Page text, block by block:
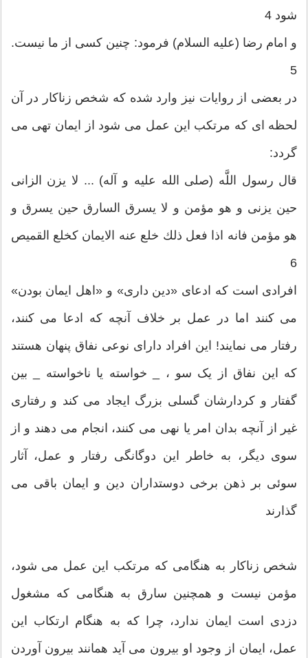
شود 4
و امام رضا (علیه السلام) فرمود: چنین کسی از ما نیست.
5
در بعضى از روایات نیز وارد شده كه شخص زناكار در آن
لحظه ‏اى كه مرتكب این عمل مى ‏شود از ایمان تهی می
گردد:
قال رسول اللَّه (صلی الله علیه و آله) ... لا یزن الزانى
حین یزنى و هو مؤمن و لا یسرق السارق حین یسرق و
هو مؤمن فانه اذا فعل ذلك خلع عنه الایمان كخلع القمیص
6
افرادی است که ادعای «دین داری» و «اهل ایمان بودن»
می کنند اما در عمل بر خلاف آنچه که ادعا می کنند،
رفتار می نمایند! این افراد دارای نوعی نفاق پنهان هستند
که این نفاق از یک سو ، _ خواسته یا ناخواسته _ بین
گفتار و کردارشان گسلی بزرگ ایجاد می کند و رفتاری
غیر از آنچه بدان امر یا نهی می کنند، انجام می دهند و از
سوی دیگر، به خاطر این دوگانگی رفتار و عمل، آثار
سوئی بر ذهن برخی دوستداران دین و ایمان باقی می
گذارند
شخص زناكار به هنگامى كه مرتكب این عمل مى ‏شود،
مؤمن نیست و همچنین سارق به هنگامى كه مشغول
دزدى است ایمان ندارد، چرا كه به هنگام ارتكاب این
عمل، ایمان از وجود او بیرون مى‏ آید همانند بیرون آوردن